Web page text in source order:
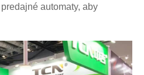
automaty, aby